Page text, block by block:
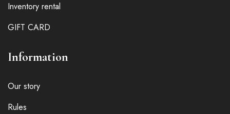
Inventory rental
GIFT CARD
Information
Our story
Rules